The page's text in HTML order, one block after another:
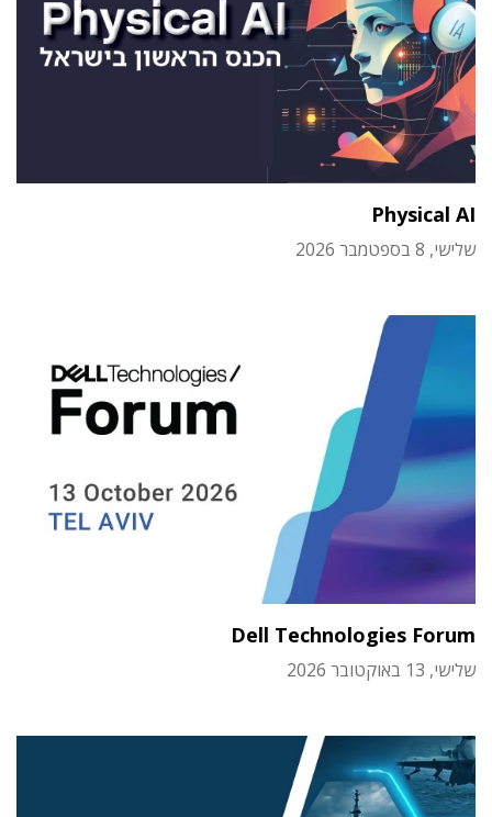
Physical AI
שלישי, 8 בספטמבר 2026
Dell Technologies Forum
שלישי, 13 באוקטובר 2026